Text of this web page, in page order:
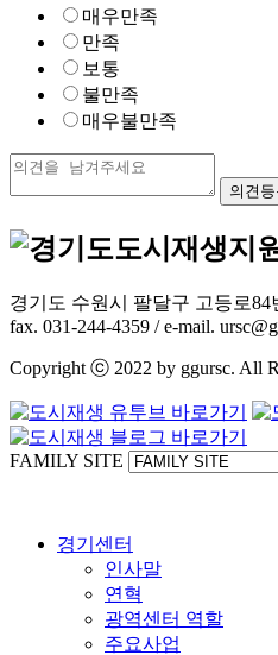
매우만족
만족
보통
불만족
매우불만족
경기도 수원시 팔달구 고등로84
fax. 031-244-4359 / e-mail.
Copyright ⓒ 2022 by ggursc. All
FAMILY SITE
경기센터
인사말
연혁
광역센터 역할
주요사업